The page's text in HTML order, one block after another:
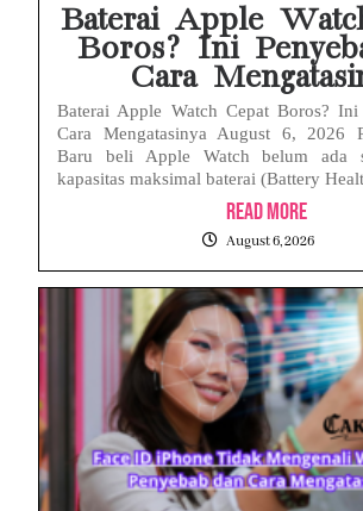
Baterai Apple
Boros? Ini
Cara
Baterai Apple Watch Cepat Boros? Ini
Cara Mengatasinya August 6, 2026
Baru beli Apple Watch belum ada
kapasitas maksimal baterai (Battery
Read More
August 6, 2026